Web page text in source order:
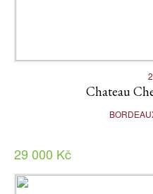
Chateau
29 000 Kč